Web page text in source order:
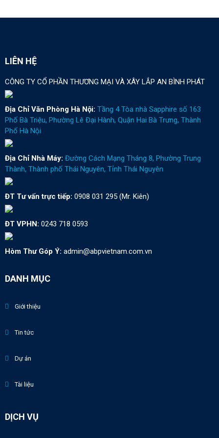
LIÊN HỆ
CÔNG TY CỔ PHẦN THƯƠNG MẠI VÀ XÂY LẮP AN BÌNH PHÁT
Địa Chỉ Văn Phòng Hà Nội: Tầng 4 Tòa nhà Sapphire số 163
Phố Bà Triệu, Phường Lê Đại Hành, Quận Hai Bà Trưng, Thành
Phố Hà Nội
Địa Chỉ Nhà Máy: Đường Cách Mạng Tháng 8, Phường Trung
Thành, Thành phố Thái Nguyên, Tỉnh Thái Nguyên
ĐT Tư vấn trực tiếp: 0908 031 295 (Mr. Kiên)
ĐT VPHN: 0243 718 0593
Hòm Thư Góp Ý: admin@abpvietnam.com.vn
DANH MỤC
Giới thiệu
Tin tức
Dự án
Tài liệu
DỊCH VỤ